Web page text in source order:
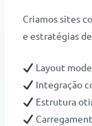
Criamos sites
e estratégias
Layout
Integração
Estrutura